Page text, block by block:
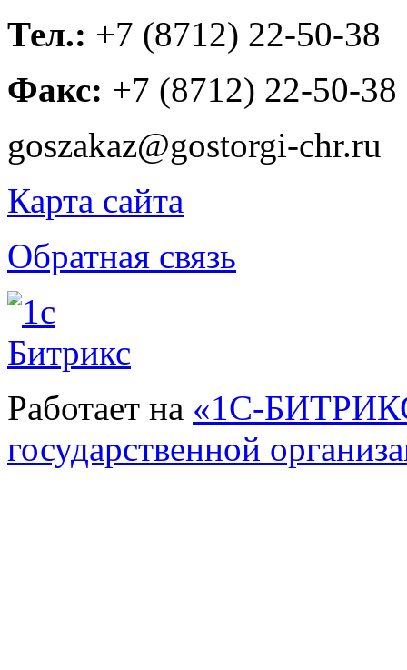
Тел.: +7 (8712) 22-50-38
Факс: +7 (8712) 22-50-38
goszakaz@gostorgi-chr.ru
Карта сайта
Обратная связь
Работает на «1С-
государственной